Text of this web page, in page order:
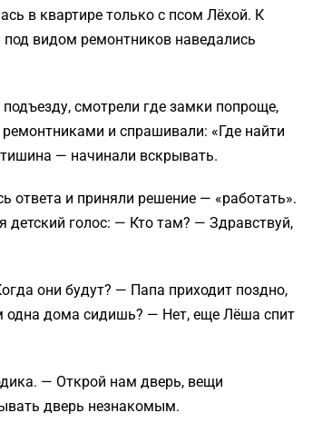
в квартире только с псом Лёхой. К
видом ремонтников наведались
смотрели где замки попроще,
и спрашивали: «Где найти
— начинали вскрывать.
ответа и приняли решение — «работать».
голос: — Кто там? — Здравствуй,
они будут? — Папа приходит поздно,
одна дома сидишь? — Нет, еще Лёша спит
— Открой нам дверь, вещи
дверь незнакомым.